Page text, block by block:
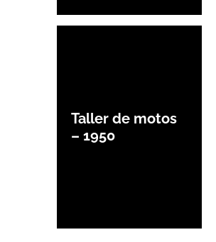
Taller de motos
– 1950